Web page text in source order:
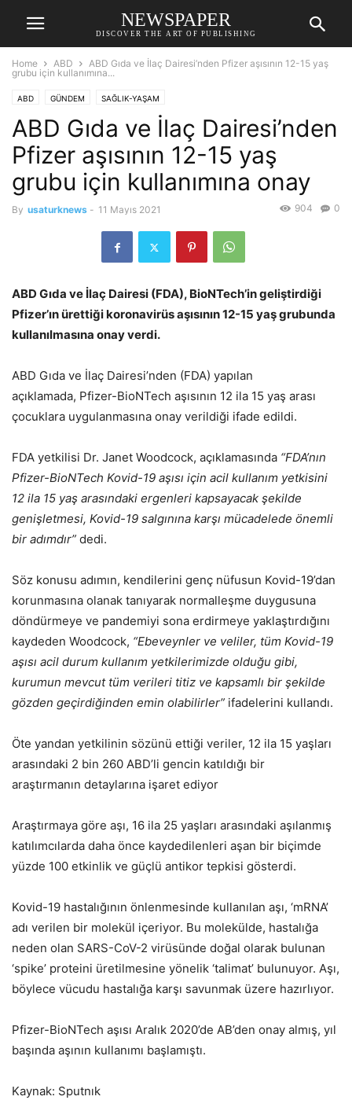
NEWSPAPER
DISCOVER THE ART OF PUBLISHING
Home ABD
ABD Gıda ve İlaç Dairesi’nden Pfizer aşısının 12-15 yaş
grubu için kullanımına...
ABD GÜNDEM SAĞLIK-YAŞAM
ABD Gıda ve İlaç Dairesi’nden
Pfizer aşısının 12-15 yaş
grubu için kullanımına onay
By usaturknews - 11 Mayıs 2021 0
904
ABD Gıda ve İlaç Dairesi (FDA), BioNTech’in geliştirdiği
Pfizer’ın ürettiği koronavirüs aşısının 12-15 yaş grubunda
kullanılmasına onay verdi.
ABD Gıda ve İlaç Dairesi’nden (FDA) yapılan
açıklamada, Pfizer-BioNTech aşısının 12 ila 15 yaş arası
çocuklara uygulanmasına onay verildiği ifade edildi.
FDA yetkilisi Dr. Janet Woodcock, açıklamasında “FDA’nın
Pfizer-BioNTech Kovid-19 aşısı için acil kullanım yetkisini
12 ila 15 yaş arasındaki ergenleri kapsayacak şekilde
genişletmesi, Kovid-19 salgınına karşı mücadelede önemli
bir adımdır” dedi.
Söz konusu adımın, kendilerini genç nüfusun Kovid-19’dan
korunmasına olanak tanıyarak normalleşme duygusuna
döndürmeye ve pandemiyi sona erdirmeye yaklaştırdığını
kaydeden Woodcock, “Ebeveynler ve veliler, tüm Kovid-19
aşısı acil durum kullanım yetkilerimizde olduğu gibi,
kurumun mevcut tüm verileri titiz ve kapsamlı bir şekilde
gözden geçirdiğinden emin olabilirler” ifadelerini kullandı.
Öte yandan yetkilinin sözünü ettiği veriler, 12 ila 15 yaşları
arasındaki 2 bin 260 ABD’li gencin katıldığı bir
araştırmanın detaylarına işaret ediyor
Araştırmaya göre aşı, 16 ila 25 yaşları arasındaki aşılanmış
katılımcılarda daha önce kaydedilenleri aşan bir biçimde
yüzde 100 etkinlik ve güçlü antikor tepkisi gösterdi.
Kovid-19 hastalığının önlenmesinde kullanılan aşı, ‘mRNA’
adı verilen bir molekül içeriyor. Bu molekülde, hastalığa
neden olan SARS-CoV-2 virüsünde doğal olarak bulunan
‘spike’ proteini üretilmesine yönelik ‘talimat’ bulunuyor. Aşı,
böylece vücudu hastalığa karşı savunmak üzere hazırlıyor.
Pfizer-BioNTech aşısı Aralık 2020’de AB’den onay almış, yıl
başında aşının kullanımı başlamıştı.
Kaynak: Sputnık